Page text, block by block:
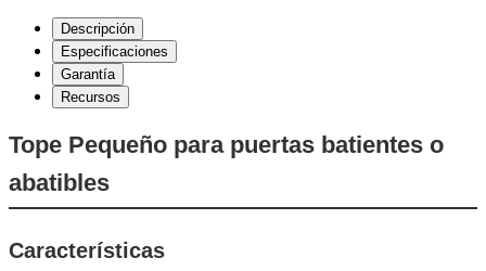
Descripción
Especificaciones
Garantía
Recursos
Tope Pequeño para puertas batientes o
abatibles
Características